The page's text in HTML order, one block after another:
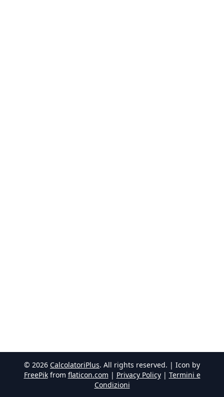
© 2026 CalcolatoriPlus. All rights reserved. | Icon by
FreePik from flaticon.com | Privacy Policy| Termini e
Condizioni